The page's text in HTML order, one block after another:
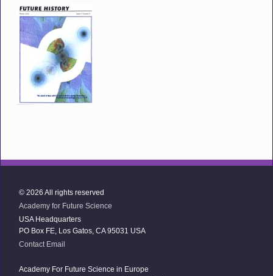
© 2026 All rights reserved
Academy for Future Science
USA Headquarters
PO Box FE, Los Gatos, CA 95031 USA
Contact Email
Academy For Future Science in Europe